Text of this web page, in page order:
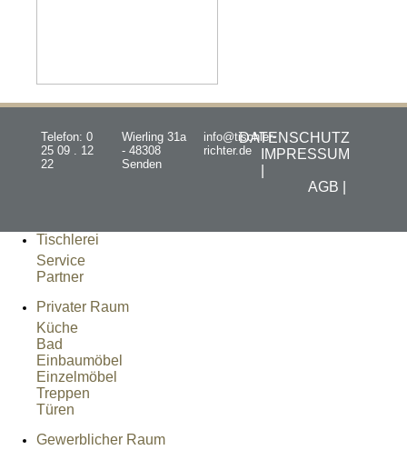
Telefon: 0
25 09 . 12
22
Wierling 31a
- 48308
Senden
info@tischler-
richter.de
DATENSCHUTZ
IMPRESSUM
AGB |
Tischlerei
Service
Partner
Privater Raum
Küche
Bad
Einbaumöbel
Einzelmöbel
Treppen
Türen
Gewerblicher Raum